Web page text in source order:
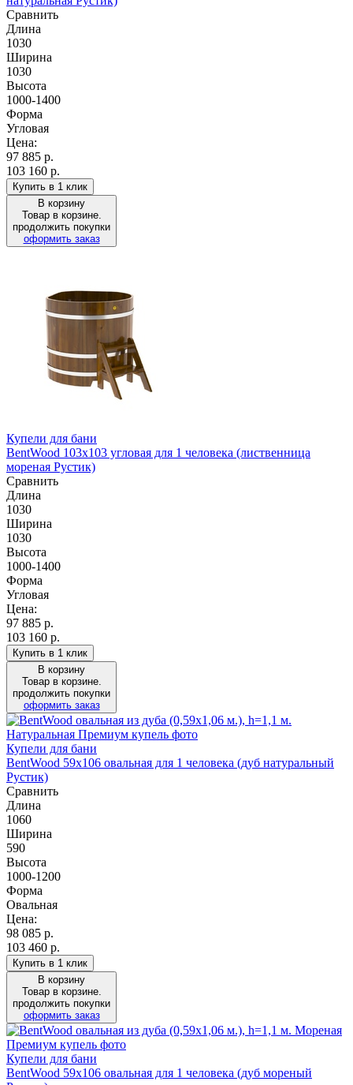
Сравнить
Длина
1030
Ширина
1030
Высота
1000-1400
Форма
Угловая
Цена:
97 885 р.
103 160 р.
Купить в 1 клик
В корзину
Товар в корзине.
продолжить покупки
оформить заказ
Купели для бани
BentWood 103х103 угловая для 1 человека (лиственница
мореная Рустик)
Сравнить
Длина
1030
Ширина
1030
Высота
1000-1400
Форма
Угловая
Цена:
97 885 р.
103 160 р.
Купить в 1 клик
В корзину
Товар в корзине.
продолжить покупки
оформить заказ
Купели для бани
BentWood 59х106 овальная для 1 человека (дуб натуральный
Рустик)
Сравнить
Длина
1060
Ширина
590
Высота
1000-1200
Форма
Овальная
Цена:
98 085 р.
103 460 р.
Купить в 1 клик
В корзину
Товар в корзине.
продолжить покупки
оформить заказ
Купели для бани
BentWood 59х106 овальная для 1 человека (дуб мореный